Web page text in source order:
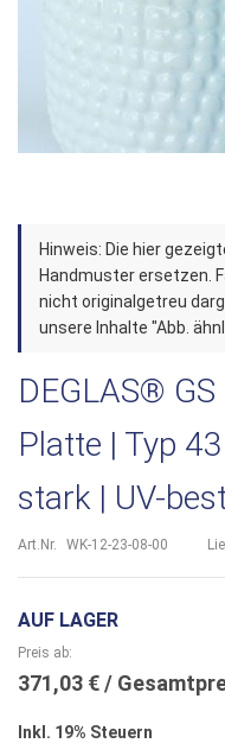
Zum
Anfang
der
Bildergalerie
Hinweis: Die hier
Handmuster ersetzen.
nicht originalgetreu
unsere Inhalte "Abb.
DEGLAS®
Platte | Typ
stark | UV-
Art.Nr. WK-12-23-08-00
AUF LAGER
Preis ab
371,03 €
Inkl. 19% Steuern